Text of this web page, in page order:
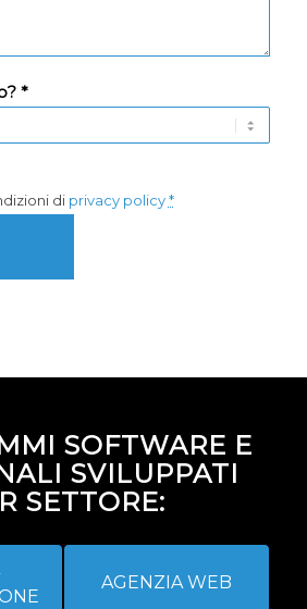
*
di privacy policy *
SOFTWARE E
SVILUPPATI
SETTORE:
AGENZIA WEB